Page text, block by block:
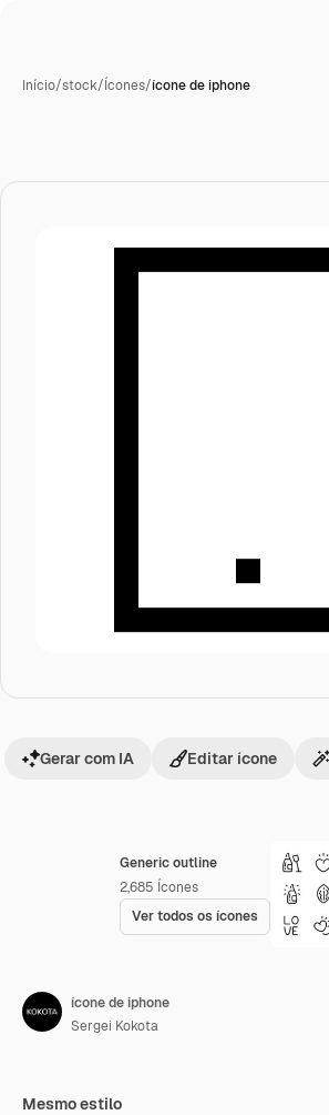
Início/stock/Ícones/ícone de iphone
Generic outline
2,685 Ícones
Ver todos os ícones
Gerar com IA Editar ícone
ícone de iphone
Sergei Kokota
Mesmo estilo